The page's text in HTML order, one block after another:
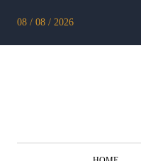
08 / 08 / 2026